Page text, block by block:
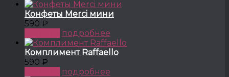
Конфеты Merci мини
590 ₽
подробнее
Комплимент Raffaello
590 ₽
подробнее